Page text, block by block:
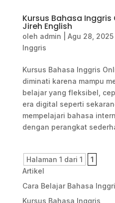
Kursus Bahasa
Jireh English
oleh admin Agu 28, 2025
Inggris
Kursus Bahasa Inggris
diminati karena mampu
belajar yang fleksibel,
era digital seperti
mempelajari bahasa
dengan perangkat
Halaman 1 dari 1
1
Artikel
Cara Belajar Bahasa
Kursus Bahasa Inggris